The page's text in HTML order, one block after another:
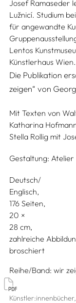
Josef Ramaseder
Lužnicí. Studium
für angewandte
Lentos
Künstlerhaus Wien.
Die Publikation
zeigen“ von
Mit Texten von
Katharina
Stella Rollig mit
Gestaltung: Atelier
Deutsch/
Englisch
176 Seiten,
20
28
zahlreiche
broschiert
Reihe/Band wir